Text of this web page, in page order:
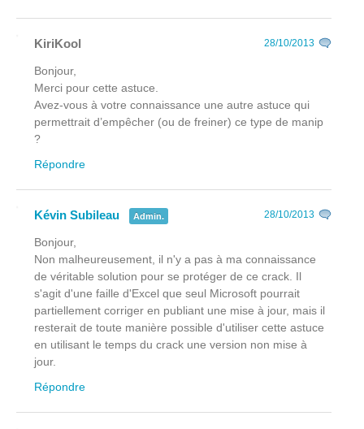
KiriKool 28/10/2013
Bonjour,
Merci pour cette astuce.
Avez-vous à votre connaissance une autre astuce qui
permettrait d’empêcher (ou de freiner) ce type de manip
?
Répondre
Kévin Subileau Admin. 28/10/2013
Bonjour,
Non malheureusement, il n'y a pas à ma connaissance
de véritable solution pour se protéger de ce crack. Il
s'agit d'une faille d'Excel que seul Microsoft pourrait
partiellement corriger en publiant une mise à jour, mais il
resterait de toute manière possible d'utiliser cette astuce
en utilisant le temps du crack une version non mise à
jour.
Répondre